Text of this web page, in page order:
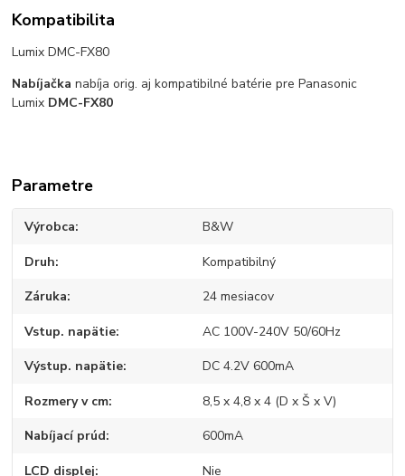
Kompatibilita
Lumix DMC-FX80
Nabíjačka nabíja orig. aj kompatibilné batérie pre Panasonic
Lumix DMC-FX80
Parametre
Výrobca B&W
Druh Kompatibilný
Záruka 24 mesiacov
Vstup. napätie AC 100V-240V 50/60Hz
Výstup. napätie DC 4.2V 600mA
Rozmery v cm 8,5 x 4,8 x 4 (D x Š x V)
Nabíjací prúd 600mA
LCD displej Nie